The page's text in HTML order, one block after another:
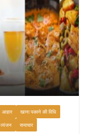
आहार
खाना पकाने की विधि
व्यंजन समाचार